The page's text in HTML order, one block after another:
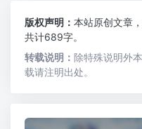
版权声明： 本站原创文章
共计689字。
转载说明： 除特殊说明外
载请注明出处。